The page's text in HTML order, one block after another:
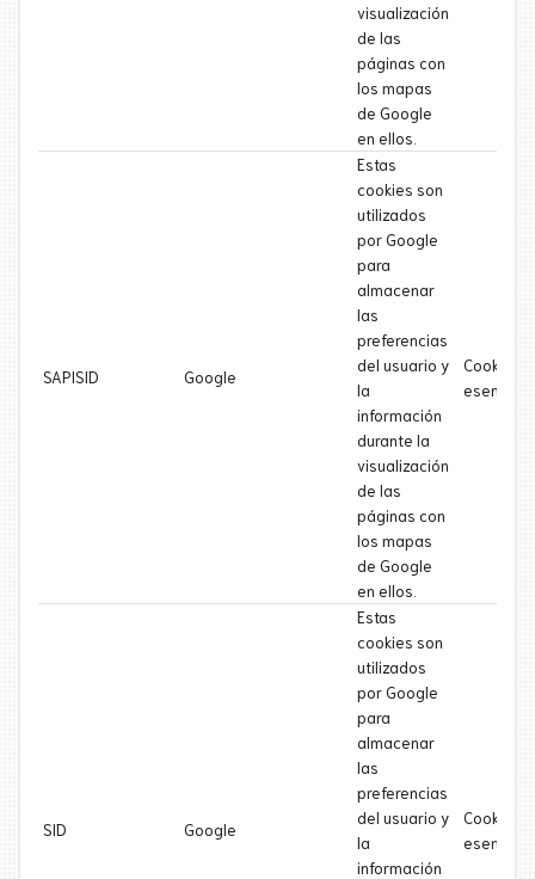
visualización
de las
páginas con
los mapas
de Google
en ellos.
SAPISID Google
Estas
cookies son
utilizados
por Google
para
almacenar
las
preferencias
del usuario y
la
información
durante la
visualización
de las
páginas con
los mapas
de Google
en ellos.
Cookie
esencial
SID Google
Estas
cookies son
utilizados
por Google
para
almacenar
las
preferencias
del usuario y
la
información
Cookie
esencial